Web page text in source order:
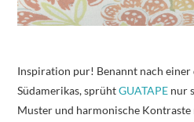
Inspiration pur! Benannt nach einer
Südamerikas, sprühtGUATAPE nur
Muster und harmonische Kontraste